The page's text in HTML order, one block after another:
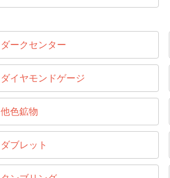
ダークセンター
ダイヤモンドゲージ
他色鉱物
ダブレット